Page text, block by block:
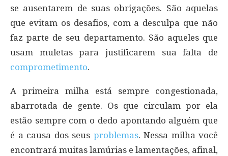
se ausentarem de suas obrigações. São aquelas
que evitam os desafios, com a desculpa que não
faz parte de seu departamento. São aqueles que
usam muletas para justificarem sua falta de
comprometimento.
A primeira milha está sempre congestionada,
abarrotada de gente. Os que circulam por ela
estão sempre com o dedo apontando alguém que
é a causa dos seus problemas. Nessa milha você
encontrará muitas lamúrias e lamentações, afinal,